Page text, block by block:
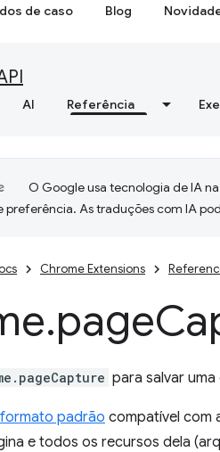
de caso Blog
AI Referência
O Google usa tecnologia de IA
preferência. As traduções com IA
Chrome Extensions
.page
para salvar
formato padrão compatível com
e todos os recursos dela